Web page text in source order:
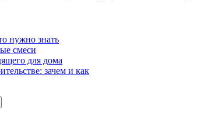
нужно знать
смеси
для дома
зачем и как